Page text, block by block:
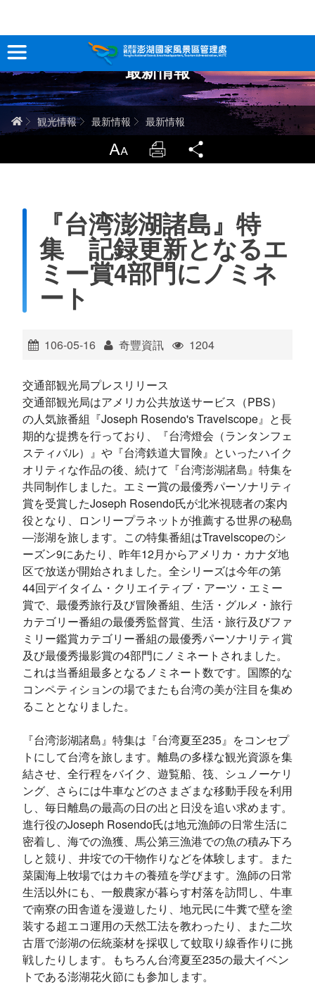
跳
到
主
要
內
容
観光情報
澎湖を深く知る
当サイトについて
サイトマップ 中文版
English
最新情報
ホーム
観光情報 最新情報 最新情報
LargrType Print
『台湾澎湖諸島』特
集 記録更新となるエ
ミー賞4部門にノミネ
ート
106-05-16 奇豐資訊 1204
交通部観光局プレスリリース
交通部観光局はアメリカ公共放送サービス（PBS）
の人気旅番組『Joseph Rosendo's Travelscope』と長
期的な提携を行っており、『台湾燈会（ランタンフェ
スティバル）』や『台湾鉄道大冒険』といったハイク
オリティな作品の後、続けて『台湾澎湖諸島』特集を
共同制作しました。エミー賞の最優秀パーソナリティ
賞を受賞したJoseph Rosendo氏が北米視聴者の案内
役となり、ロンリープラネットが推薦する世界の秘島
―澎湖を旅します。この特集番組はTravelscopeのシ
ーズン9にあたり、昨年12月からアメリカ・カナダ地
区で放送が開始されました。全シリーズは今年の第
44回デイタイム・クリエイティブ・アーツ・エミー
賞で、最優秀旅行及び冒険番組、生活・グルメ・旅行
カテゴリー番組の最優秀監督賞、生活・旅行及びファ
ミリー鑑賞カテゴリー番組の最優秀パーソナリティ賞
及び最優秀撮影賞の4部門にノミネートされました。
これは当番組最多となるノミネート数です。国際的な
コンペティションの場でまたも台湾の美が注目を集め
ることとなりました。
『台湾澎湖諸島』特集は『台湾夏至235』をコンセプ
トにして台湾を旅します。離島の多様な観光資源を集
結させ、全行程をバイク、遊覧船、筏、シュノーケリ
ング、さらには牛車などのさまざまな移動手段を利用
し、毎日離島の最高の日の出と日没を追い求めます。
進行役のJoseph Rosendo氏は地元漁師の日常生活に
密着し、海での漁獲、馬公第三漁港での魚の積み下ろ
しと競り、井垵での干物作りなどを体験します。また
菜園海上牧場ではカキの養殖を学びます。漁師の日常
生活以外にも、一般農家が暮らす村落を訪問し、牛車
で南寮の田舎道を漫遊したり、地元民に牛糞で壁を塗
装する超エコ運用の天然工法を教わったり、また二坎
古厝で澎湖の伝統薬材を採収して蚊取り線香作りに挑
戦したりします。もちろん台湾夏至235の最大イベン
トである澎湖花火節にも参加します。